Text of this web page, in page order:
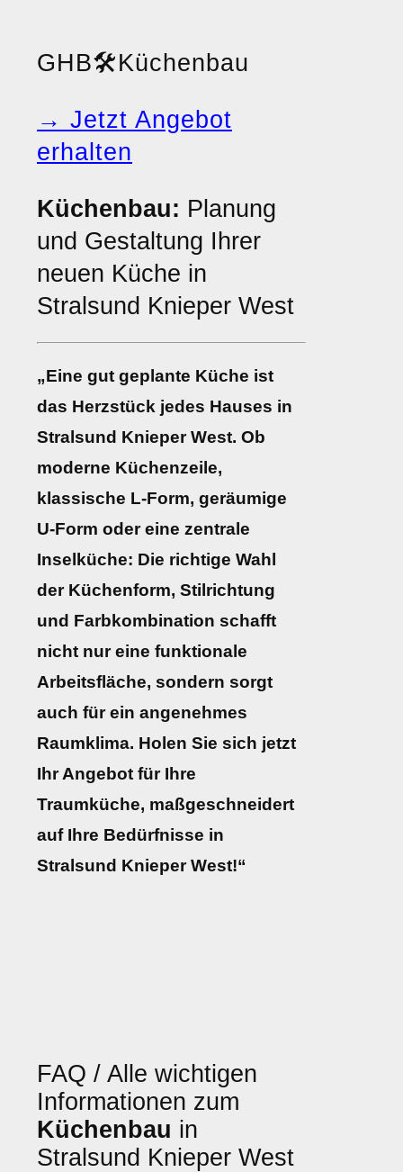
GHB🛠️Küchenbau
→ Jetzt Angebot
erhalten
Küchenbau: Planung
und Gestaltung Ihrer
neuen Küche in
Stralsund Knieper West
„Eine gut geplante Küche ist
das Herzstück jedes Hauses in
Stralsund Knieper West. Ob
moderne Küchenzeile,
klassische L-Form, geräumige
U-Form oder eine zentrale
Inselküche: Die richtige Wahl
der Küchenform, Stilrichtung
und Farbkombination schafft
nicht nur eine funktionale
Arbeitsfläche, sondern sorgt
auch für ein angenehmes
Raumklima. Holen Sie sich jetzt
Ihr Angebot für Ihre
Traumküche, maßgeschneidert
auf Ihre Bedürfnisse in
Stralsund Knieper West!“
FAQ / Alle wichtigen
Informationen zum
Küchenbau in
Stralsund Knieper West